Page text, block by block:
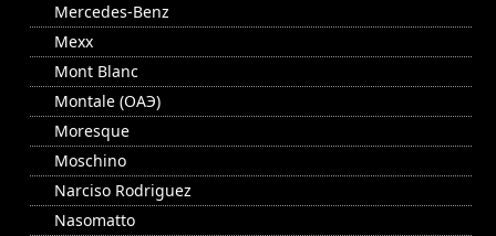
Mercedes-Benz
Mexx
Mont Blanc
Montale (ОАЭ)
Moresque
Moschino
Narciso Rodriguez
Nasomatto